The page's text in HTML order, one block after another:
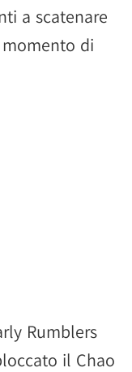
a scatenare
di
Rumblers
il Chao